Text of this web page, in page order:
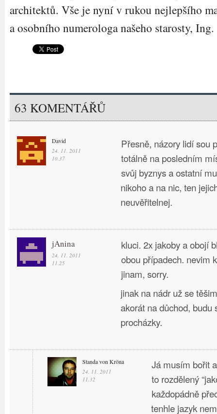
architektů. Vše je nyní v rukou nejlepšího
a osobního numerologa našeho starosty,
63 KOMENTÁŘŮ
David
24. 11. 2011
10.37
Přesně, názory lidí sou
totálně na posledním
svůj byznys a ostatní
nikoho a na nic, ten
neuvěřitelnej.
jAnina
24. 11. 2011
11.25
kluci. 2x jakoby a obojí
obou případech. nevim
jinam, sorry.
jinak na nádr už se
akorát na důchod, budu
procházky.
Standa von Kröna
24. 11. 2011
11.32
Já musím bořit
to rozdělený
každopádně
tenhle jazyk